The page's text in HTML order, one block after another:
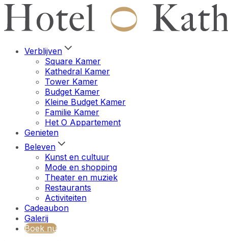
Verblijven
Square Kamer
Kathedral Kamer
Tower Kamer
Budget Kamer
Kleine Budget Kamer
Familie Kamer
Het O Appartement
Genieten
Beleven
Kunst en cultuur
Mode en shopping
Theater en muziek
Restaurants
Activiteiten
Cadeaubon
Galerij
Boek nu